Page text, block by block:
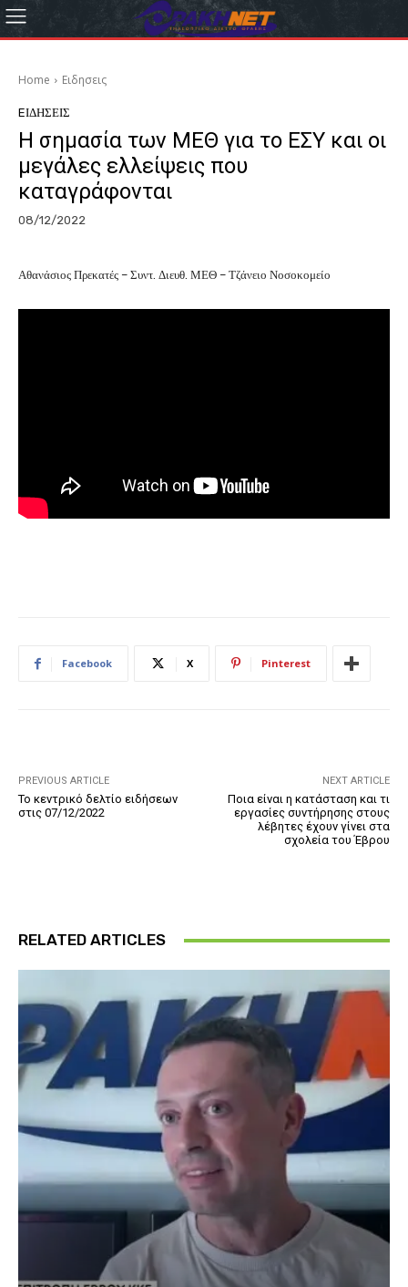
Home Eιδησεις
EΙΔΗΣΕΙΣ
Η σημασία των ΜΕΘ για το ΕΣΥ και οι
μεγάλες ελλείψεις που
καταγράφονται
08/12/2022
Αθανάσιος Πρεκατές – Συντ. Διευθ. ΜΕΘ – Τζάνειο Νοσοκομείο
Facebook X Pinterest
PREVIOUS ARTICLE
Το κεντρικό δελτίο ειδήσεων
στις 07/12/2022
NEXT ARTICLE
Ποια είναι η κατάσταση και τι
εργασίες συντήρησης στους
λέβητες έχουν γίνει στα
σχολεία του Έβρου
RELATED ARTICLES